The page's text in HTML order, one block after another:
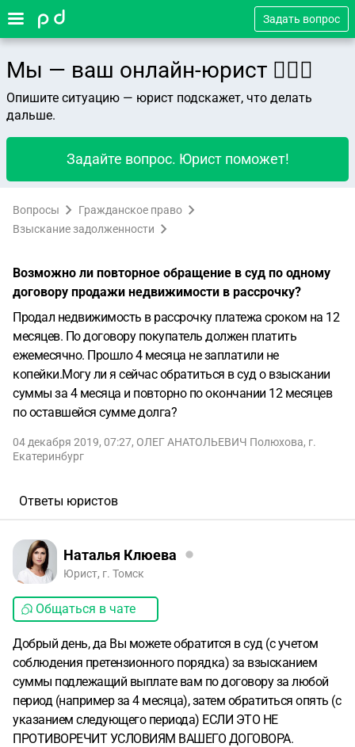
Задать вопрос
Мы — ваш онлайн-юрист 👨🏻‍⚖️
Опишите ситуацию — юрист подскажет, что делать
дальше.
Задайте вопрос. Юрист поможет!
Вопросы
Гражданское право
Взыскание задолженности
Возможно ли повторное обращение в суд по одному
договору продажи недвижимости в рассрочку?
Продал недвижимость в рассрочку платежа сроком на 12
месяцев. По договору покупатель должен платить
ежемесячно. Прошло 4 месяца не заплатили не
копейки.Могу ли я сейчас обратиться в суд о взыскании
суммы за 4 месяца и повторно по окончании 12 месяцев
по оставшейся сумме долга?
04 декабря 2019, 07:27, ОЛЕГ АНАТОЛЬЕВИЧ Полюхова, г.
Екатеринбург
Ответы юристов
Наталья Клюева
Юрист, г. Томск
Общаться в чате
Добрый день, да Вы можете обратится в суд (с учетом
соблюдения претензионного порядка) за взысканием
суммы подлежащий выплате вам по договору за любой
период (например за 4 месяца), затем обратиться опять (с
указанием следующего периода) ЕСЛИ ЭТО НЕ
ПРОТИВОРЕЧИТ УСЛОВИЯМ ВАШЕГО ДОГОВОРА.